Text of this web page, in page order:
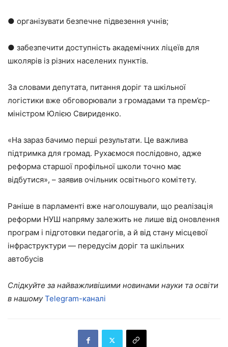
● організувати безпечне підвезення учнів;
● забезпечити доступність академічних ліцеїв для
школярів із різних населених пунктів.
За словами депутата, питання доріг та шкільної
логістики вже обговорювали з громадами та прем’єр-
міністром Юлією Свириденко.
«На зараз бачимо перші результати. Це важлива
підтримка для громад. Рухаємося послідовно, адже
реформа старшої профільної школи точно має
відбутися», – заявив очільник освітнього комітету.
Раніше в парламенті вже наголошували, що реалізація
реформи НУШ напряму залежить не лише від оновлення
програм і підготовки педагогів, а й від стану місцевої
інфраструктури — передусім доріг та шкільних
автобусів
Слідкуйте за найважливішими новинами науки та освіти
в нашомуTelegram-каналі